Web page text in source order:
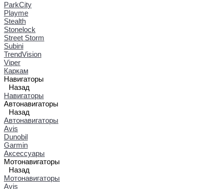
ParkCity
Playme
Stealth
Stonelock
Street Storm
Subini
TrendVision
Viper
Каркам
Навигаторы
Назад
Навигаторы
Автонавигаторы
Назад
Автонавигаторы
Avis
Dunobil
Garmin
Аксессуары
Мотонавигаторы
Назад
Мотонавигаторы
Avis